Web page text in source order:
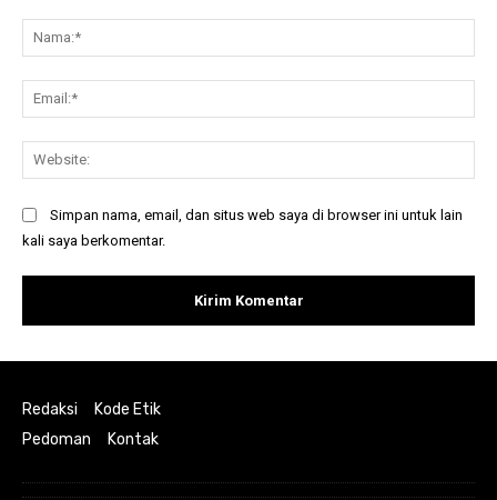
Simpan nama, email, dan situs web saya di browser ini untuk lain
kali saya berkomentar.
Redaksi
Kode Etik
Pedoman
Kontak